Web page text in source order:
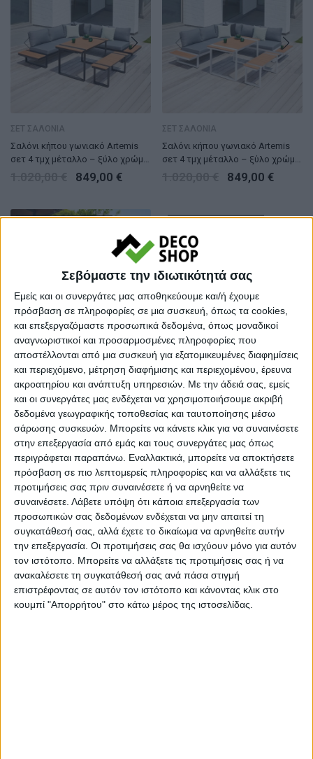
Σεβόμαστε την ιδιωτικότητά σας
Εμείς και οι συνεργάτες μας αποθηκεύουμε και/ή έχουμε
πρόσβαση σε πληροφορίες σε μια συσκευή, όπως τα cookies,
και επεξεργαζόμαστε προσωπικά δεδομένα, όπως μοναδικοί
αναγνωριστικοί και προσαρμοσμένες πληροφορίες που
αποστέλλονται από μια συσκευή για εξατομικευμένες διαφημίσεις
και περιεχόμενο, μέτρηση διαφήμισης και περιεχομένου, έρευνα
ακροατηρίου και ανάπτυξη υπηρεσιών. Με την άδειά σας, εμείς
και οι συνεργάτες μας ενδέχεται να χρησιμοποιήσουμε ακριβή
δεδομένα γεωγραφικής τοποθεσίας και ταυτοποίησης μέσω
σάρωσης συσκευών. Μπορείτε να κάνετε κλικ για να συναινέσετε
στην επεξεργασία από εμάς και τους συνεργάτες μας όπως
περιγράφεται παραπάνω. Εναλλακτικά, μπορείτε να αποκτήσετε
πρόσβαση σε πιο λεπτομερείς πληροφορίες και να αλλάξετε τις
προτιμήσεις σας πριν συναινέσετε ή να αρνηθείτε να
συναινέσετε. Λάβετε υπόψη ότι κάποια επεξεργασία των
προσωπικών σας δεδομένων ενδέχεται να μην απαιτεί τη
συγκατάθεσή σας, αλλά έχετε το δικαίωμα να αρνηθείτε αυτήν
την επεξεργασία. Οι προτιμήσεις σας θα ισχύουν μόνο για αυτόν
τον ιστότοπο. Μπορείτε να αλλάξετε τις προτιμήσεις σας ή να
ανακαλέσετε τη συγκατάθεσή σας ανά πάσα στιγμή
επιστρέφοντας σε αυτόν τον ιστότοπο και κάνοντας κλικ στο
κουμπί "Απορρήτου" στο κάτω μέρος της ιστοσελίδας.
ΣΕΤ ΣΑΛΟΝΙΑ
Σαλόνι κήπου γωνιακό Artemis
σετ 4 τμχ μέταλλο – ξύλο χρώμα
μαύρο – καρυδί849,00 €
ΣΕΤ ΣΑΛΟΝΙΑ
Σαλόνι κήπου γωνιακό Artemis
σετ 4 τμχ μέταλλο – ξύλο χρώμα
849,00 €
ΣΕΤ ΣΑΛΟΝΙΑ
Σαλόνι κήπου γωνιακό Lyra σετ 3
τμχ μέταλλο – ξύλο χρώμα
μαύρο
900,00€ 749,00€
Σαλόνι κήπου rattan ivory cream
με τραπεζάκι με γυαλί, διθέσιο
διθέσιο καναπέ και τραπέζι
1.000,00€
ΤΕΛΕΥΤΑΙΑ ΚΟΜΜΑΤΙΑ
ΣΕΤ ΣΑΛΟΝΙΑ ΣΕΤ ΣΑΛΟΝΙΑ